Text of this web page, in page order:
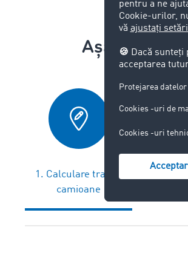
Așa de
1. Calculare traseu
camioane